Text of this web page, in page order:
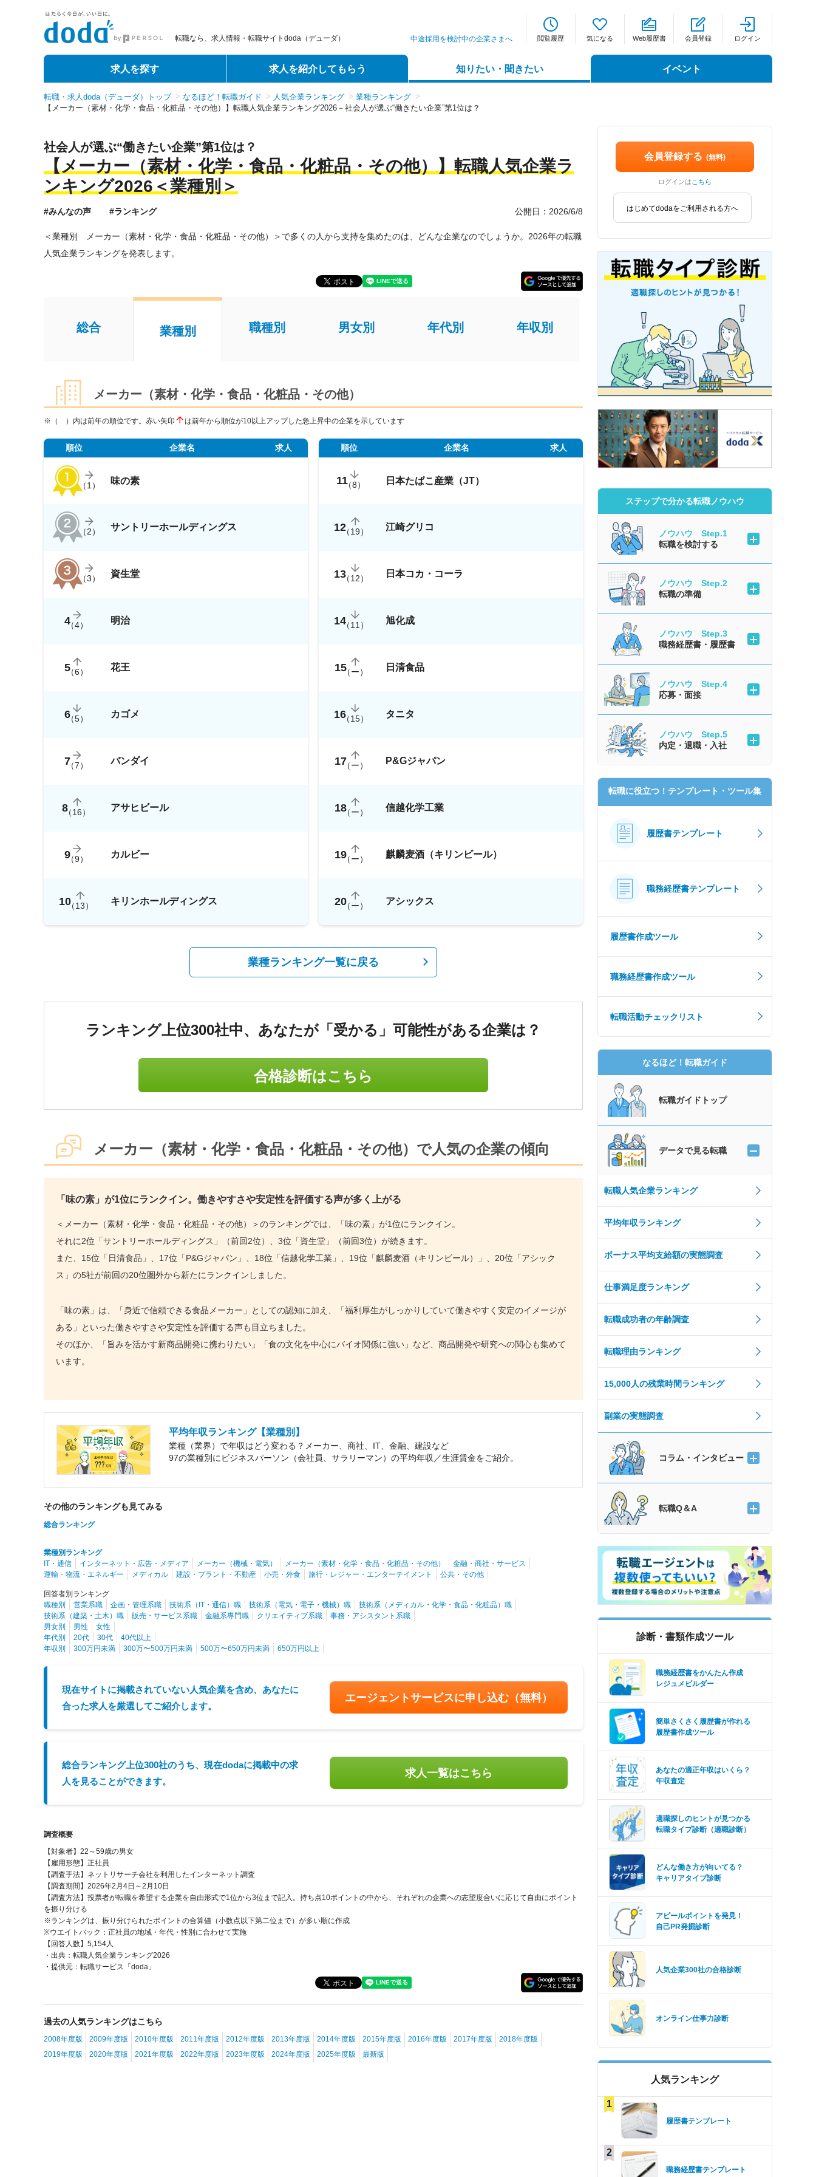
転職なら、求人情報・転職サイトdoda（デューダ） 閲覧履歴 気になる Web履歴書 会員登録 ログイン
中途採用を検討中の企業さまへ
求人を探す 求人を紹介してもらう 知りたい・聞きたい イベント
転職・求人doda（デューダ）トップ なるほど！転職ガイド 人気企業ランキング
業種ランキング
【メーカー（素材・化学・食品・化粧品・その他）】転職⼈気企業ランキング2026－社会⼈が選ぶ“働きたい企業”第1位は？
社会人が選ぶ“働きたい企業”第1位は？
【メーカー（素材・化学・食品・化粧品・その他）】転職人気企業ラ
ンキング2026＜業種別＞
#みんなの声 #ランキング 公開日：2026/6/8
＜業種別 メーカー（素材・化学・食品・化粧品・その他）＞で多くの人から支持を集めたのは、どんな企業なのでしょうか。2026年の転職
人気企業ランキングを発表します。
総合 業種別 職種別 男女別 年代別 年収別
メーカー（素材・化学・食品・化粧品・その他）
※（ ）内は前年の順位です。赤い矢印 は前年から順位が10以上アップした急上昇中の企業を示しています
順位 企業名 求人
（1 ） 味の素
（2） サントリーホールディングス
（3） 資生堂
4（4） 明治
5（6） 花王
6（5） カゴメ
7（7） バンダイ
8（16） アサヒビール
9（9） カルビー
10（13） キリンホールディングス
順位 企業名 求人
11（8） 日本たばこ産業（JT）
12（19） 江崎グリコ
13（12） 日本コカ・コーラ
14（11 ） 旭化成
15（ー） 日清食品
16（15） タニタ
17（ー） P&Gジャパン
18（ー） 信越化学工業
19（ー） 麒麟麦酒（キリンビール）
20（ー） アシックス
業種ランキング一覧に戻る
ランキング上位300社中、 あなたが「受かる」可能性がある企業は？
合格診断はこちら
メーカー（素材・化学・食品・化粧品・その他）で人気の企業の傾向
「味の素」が1位にランクイン。働きやすさや安定性を評価する声が多く上がる
＜メーカー（素材・化学・食品・化粧品・その他）＞のランキングでは、「味の素」が1位にランクイン。
それに2位「サントリーホールディングス」（前回2位）、3位「資生堂」（前回3位）が続きます。
また、15位「日清食品」、17位「P&Gジャパン」、18位「信越化学工業」、19位「麒麟麦酒（キリンビール）」、20位「アシック
ス」の5社が前回の20位圏外から新たにランクインしました。
「味の素」は、「身近で信頼できる食品メーカー」としての認知に加え、「福利厚生がしっかりしていて働きやすく安定のイメージが
ある」といった働きやすさや安定性を評価する声も目立ちました。
そのほか、「旨みを活かす新商品開発に携わりたい」「食の文化を中心にバイオ関係に強い」など、商品開発や研究への関心も集めて
います。
平均年収ランキング【業種別】
業種（業界）で年収はどう変わる？メーカー、商社、IT、金融、建設など
97の業種別にビジネスパーソン（会社員、サラリーマン）の平均年収／生涯賃金をご紹介。
その他のランキングも見てみる
総合ランキング
業種別ランキング
IT・通信
インターネット・広告・メディア メーカー（機械・電気） メーカー（素材・化学・食品・化粧品・その他）
金融・商社・サービス
運輸・物流・エネルギー
メディカル 建設・プラント・不動産 小売・外食 旅行・レジャー・エンターテイメント 公共・その他
回答者別ランキング
職種別
営業系職 企画・管理系職 技術系（IT・通信）職 技術系（電気・電子・機械）職
技術系（メディカル・化学・食品・化粧品）職
技術系（建築・土木）職
販売・サービス系職 金融系専門職 クリエイティブ系職
事務・アシスタント系職
男女別
男性
女性
年代別
20代 30代
40代以上
年収別
300万円未満 300万〜500万円未満 500万〜650万円未満 650万円以上
現在サイトに掲載されていない人気企業を含め、あなたに
合った求人を厳選してご紹介します。
エージェントサービスに申し込む （無料）
総合ランキング上位300社のうち、現在dodaに掲載中の求
人を見ることができます。
求人一覧はこちら
調査概要
【対象者】22～59歳の男女
【雇用形態】正社員
【調査手法】ネットリサーチ会社を利用したインターネット調査
【調査期間】2026年2月4日～2月10日
【調査方法】投票者が転職を希望する企業を自由形式で1位から3位まで記入。持ち点10ポイントの中から、それぞれの企業への志望度合いに応じて自由にポイント
を振り分ける
※ランキングは、振り分けられたポイントの合算値（小数点以下第二位まで）が多い順に作成
※ウエイトバック：正社員の地域・年代・性別に合わせて実施
【回答人数】5,154人
・出典：転職人気企業ランキング2026
・提供元：転職サービス「doda」
過去の人気ランキングはこちら
2008年度版 2009年度版 2010年度版 2011年度版 2012年度版 2013年度版 2014年度版 2015年度版 2016年度版 2017年度版
2018年度版
2019年度版
2020年度版 2021年度版 2022年度版 2023年度版 2024年度版 2025年度版 最新版
会員登録する (無料)
ログインは こちら
はじめてdodaをご利用される方へ
ステップで分かる転職ノウハウ
ノウハウ Step.1
転職を検討する
ノウハウ Step.2
転職の準備
ノウハウ Step.3
職務経歴書・履歴書
ノウハウ Step.4
応募・面接
ノウハウ Step.5
内定・退職・入社
転職に役立つ！テンプレート・ツール集
履歴書テンプレート
職務経歴書テンプレート
履歴書作成ツール
職務経歴書作成ツール
転職活動チェックリスト
なるほど！転職ガイド
転職ガイドトップ
データで見る転職
転職人気企業ランキング
平均年収ランキング
ボーナス平均支給額の実態調査
仕事満足度ランキング
転職成功者の年齢調査
転職理由ランキング
15,000人の残業時間ランキング
副業の実態調査
コラム・インタビュー
転職Q＆A
診断・書類作成ツール
職務経歴書をかんたん作成
レジュメビルダー
簡単さくさく履歴書が作れる
履歴書作成ツール
あなたの適正年収はいくら？
年収査定
適職探しのヒントが見つかる
転職タイプ診断（適職診断）
どんな働き方が向いてる？
キャリアタイプ診断
アピールポイントを発見！
自己PR発掘診断
人気企業300社の合格診断
オンライン仕事力診断
人気ランキング
1
履歴書テンプレート
2
職務経歴書テンプレート